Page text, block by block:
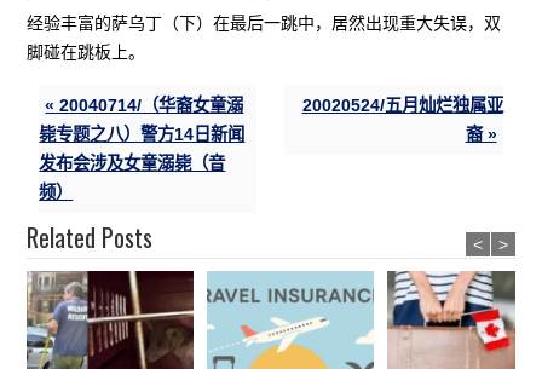
经验丰富的萨乌丁（下）在最后一跳中，居然出现重大失误，双
脚碰在跳板上。
« 20040714/（华裔女童溺
毙专题之八）警方14日新闻
发布会涉及女童溺毙（音
频）
20020524/五月灿烂独属亚
裔 »
Related Posts < >